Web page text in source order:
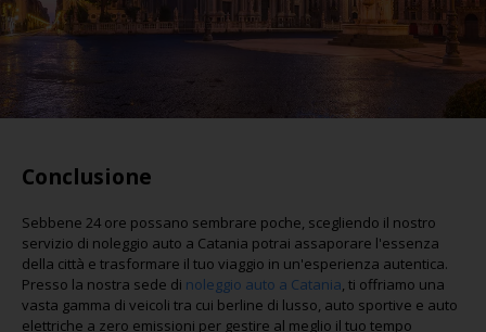
Conclusione
Sebbene 24 ore possano sembrare poche, scegliendo il nostro
servizio di noleggio auto a Catania potrai assaporare l'essenza
della città e trasformare il tuo viaggio in un'esperienza autentica.
Presso la nostra sede di noleggio auto a Catania, ti offriamo una
vasta gamma di veicoli tra cui berline di lusso, auto sportive e auto
elettriche a zero emissioni per gestire al meglio il tuo tempo